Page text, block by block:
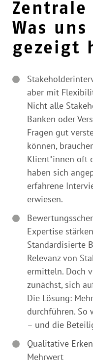
Was
gezeigt
aber mit
Nicht alle
Banken oder
Fragen gut
können,
Klient*innen oft
haben sich
erfahrene
erwiesen.
Expertise stärken
Standardisierte
Relevanz von
ermitteln. Doch
zunächst, sich
Die Lösung:
durchführen. So
– und die
Qualitative
Mehrwert